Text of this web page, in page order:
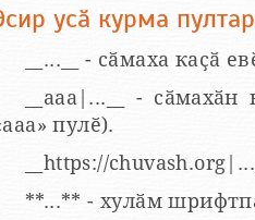
усӑ курма
__...__ - сӑмаха каҫӑ
__aaa|...__ -
пулӗ).
__https://
**...** - хулӑм